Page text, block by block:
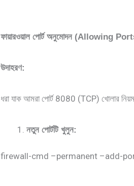
ফায়ারওয়াল পোর্ট অনুমোদন(Allowing
উদাহরণ:
ধরা যাক আমরা পোর্ট 8080 (TCP) খোলার
নতুন পোর্টটি খুলুন:
firewall-cmd –permanent –add-